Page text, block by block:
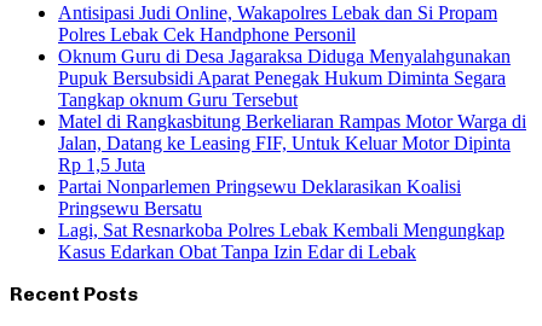
Antisipasi Judi Online, Wakapolres Lebak dan Si Propam
Polres Lebak Cek Handphone Personil
Oknum Guru di Desa Jagaraksa Diduga Menyalahgunakan
Pupuk Bersubsidi Aparat Penegak Hukum Diminta Segara
Tangkap oknum Guru Tersebut
Matel di Rangkasbitung Berkeliaran Rampas Motor Warga di
Jalan, Datang ke Leasing FIF, Untuk Keluar Motor Dipinta
Rp 1,5 Juta
Partai Nonparlemen Pringsewu Deklarasikan Koalisi
Pringsewu Bersatu
Lagi, Sat Resnarkoba Polres Lebak Kembali Mengungkap
Kasus Edarkan Obat Tanpa Izin Edar di Lebak
Recent Posts